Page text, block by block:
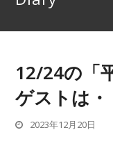
12/24の「
ゲストは・
2023年12月20日